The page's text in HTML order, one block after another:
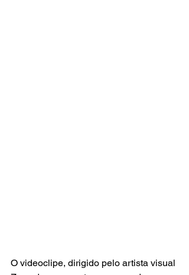
O videoclipe, dirigido pelo artista visual